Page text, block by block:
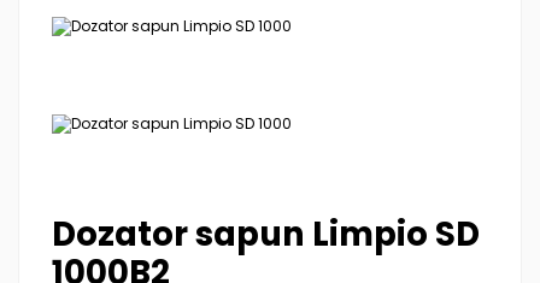
Dozator sapun Limpio SD
1000B2